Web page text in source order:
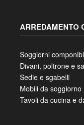
ARREDAMENTO
Soggiorni
Divani, poltrone e
Sedie e sgabelli
Mobili da soggiorno
Tavoli da cucina e